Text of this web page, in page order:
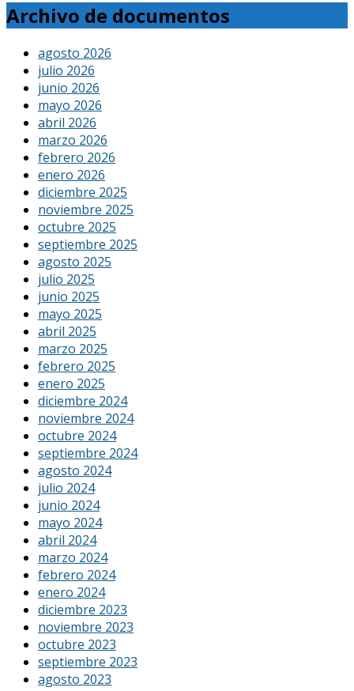
Archivo de documentos
agosto 2026
julio 2026
junio 2026
mayo 2026
abril 2026
marzo 2026
febrero 2026
enero 2026
diciembre 2025
noviembre 2025
octubre 2025
septiembre 2025
agosto 2025
julio 2025
junio 2025
mayo 2025
abril 2025
marzo 2025
febrero 2025
enero 2025
diciembre 2024
noviembre 2024
octubre 2024
septiembre 2024
agosto 2024
julio 2024
junio 2024
mayo 2024
abril 2024
marzo 2024
febrero 2024
enero 2024
diciembre 2023
noviembre 2023
octubre 2023
septiembre 2023
agosto 2023